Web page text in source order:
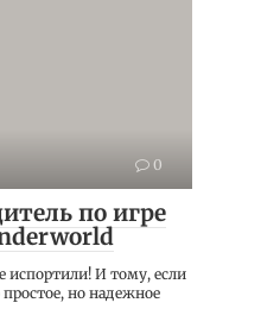
0
по игре
испортили! И тому, если
простое, но надежное